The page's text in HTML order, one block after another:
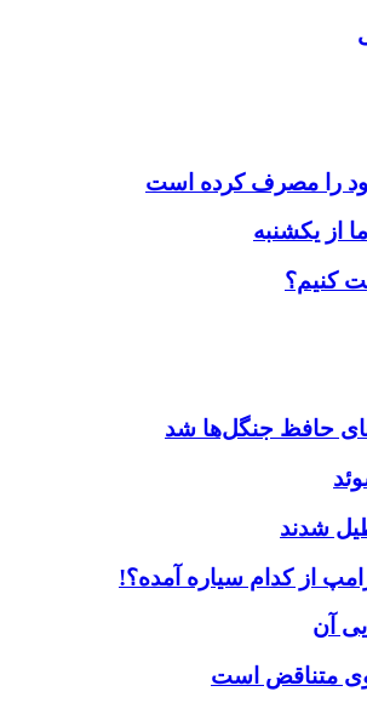
کنیم؟
حافظ جنگل‌ها شد
شدند
از کدام سیاره آمده؟!
آن
وی متناقض است